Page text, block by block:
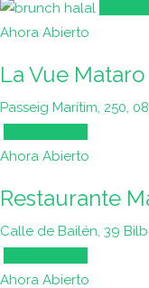
Ahora Abierto
La Vue Mataro
Passeig Marítim, 250,
Ahora Abierto
Restaurante
Calle de Bailén, 39
Ahora Abierto